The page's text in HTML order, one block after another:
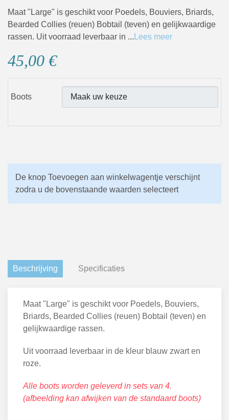
Maat "Large" is geschikt voor Poedels, Bouviers, Briards,
Bearded Collies (reuen) Bobtail (teven) en gelijkwaardige
rassen. Uit voorraad leverbaar in ... Lees meer
45,00 €
Boots
De knop Toevoegen aan winkelwagentje verschijnt
zodra u de bovenstaande waarden selecteert
Beschrijving Specificaties
Maat "Large" is geschikt voor Poedels, Bouviers,
Briards, Bearded Collies (reuen) Bobtail (teven) en
gelijkwaardige rassen.
Uit voorraad leverbaar in de kleur blauw zwart en
roze.
Alle boots worden geleverd in sets van 4.
(afbeelding kan afwijken van de standaard boots)